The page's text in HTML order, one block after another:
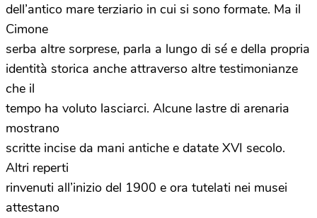
dell’antico mare terziario in cui si sono formate. Ma il
Cimone
serba altre sorprese, parla a lungo di sé e della propria
identità storica anche attraverso altre testimonianze
che il
tempo ha voluto lasciarci. Alcune lastre di arenaria
mostrano
scritte incise da mani antiche e datate XVI secolo.
Altri reperti
rinvenuti all’inizio del 1900 e ora tutelati nei musei
attestano